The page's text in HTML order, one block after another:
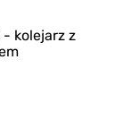
- kolejarz z